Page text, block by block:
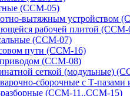
(ССМ-05)
вытяжным устройством
рабочей плитой (ССМ-
(ССМ-07)
пути (ССМ-16)
(ССМ-08)
сеткой (модульные)
сборочные с Т-
(ССМ-11..ССМ-15)